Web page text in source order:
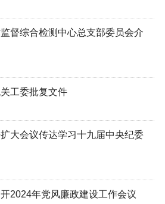
督综合检测中心总支部委员会介
工委批复文件
大会议传达学习十九届中央纪委
2024年党风廉政建设工作会议